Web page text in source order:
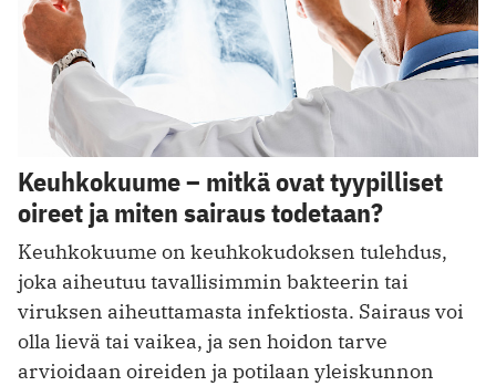
Keuhkokuume – mitkä ovat tyypilliset
oireet ja miten sairaus todetaan?
Keuhkokuume on keuhkokudoksen tulehdus,
joka aiheutuu tavallisimmin bakteerin tai
viruksen aiheuttamasta infektiosta. Sairaus voi
olla lievä tai vaikea, ja sen hoidon tarve
arvioidaan oireiden ja potilaan yleiskunnon